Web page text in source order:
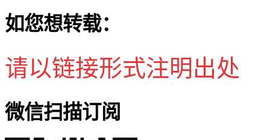
如您想转载：
请以链接形式注明出处
微信扫描订阅